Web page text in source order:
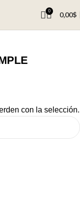
0 0,00$
con la selección.